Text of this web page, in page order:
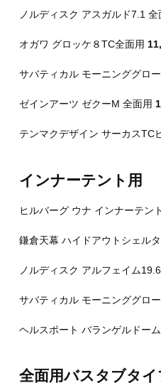
ノルディスク アスガルド7.1 全
オガワ グロッケ８TC全面用
サバティカル モーニンググロ
ゼインアーツ ゼクーM 全面用
テンマクデザイン サーカスTC
インナーテント用
ヒルバーグ ウナ インナーテン
鎌倉天幕 ハイドアウトシェル
ノルディスク アルフェイム
サバティカル モーニンググロ
ヘルスポート バランゲルドー
全面用バスタブタイ